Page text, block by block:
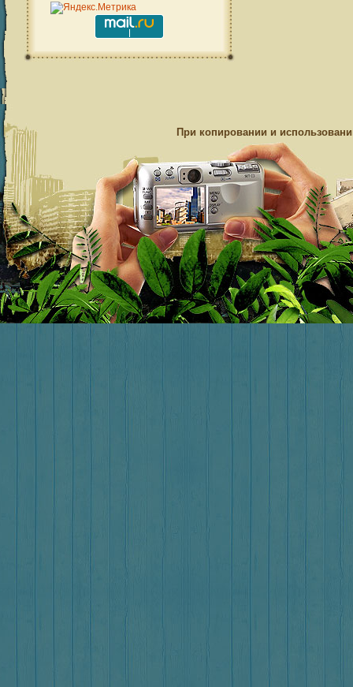
При копировании и